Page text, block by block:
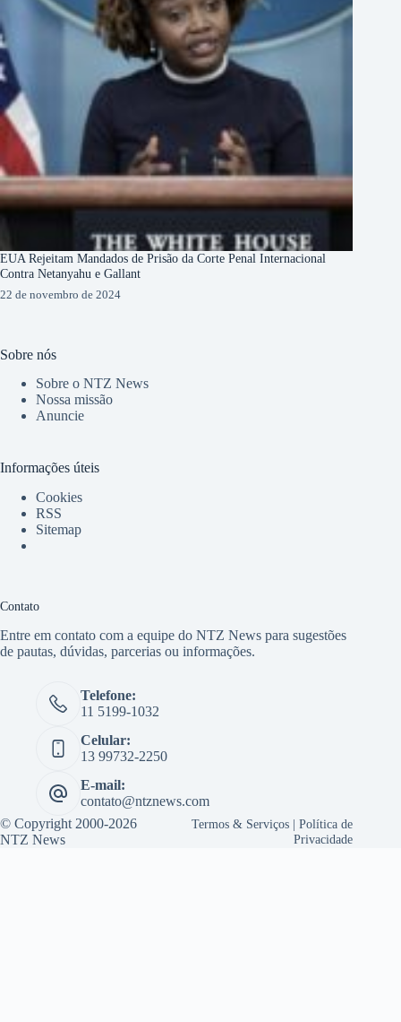
EUA Rejeitam Mandados de Prisão da Corte Penal Internacional
Contra Netanyahu e Gallant
22 de novembro de 2024
Sobre nós
Sobre o NTZ News
Nossa missão
Anuncie
Informações úteis
Cookies
RSS
Sitemap
Contato
Entre em contato com a equipe do NTZ News para sugestões
de pautas, dúvidas, parcerias ou informações.
Telefone:
11 5199-1032
Celular:
13 99732-2250
E-mail:
contato@ntznews.com
© Copyright 2000-2026
NTZ News
Termos & Serviços |Política de
Privacidade